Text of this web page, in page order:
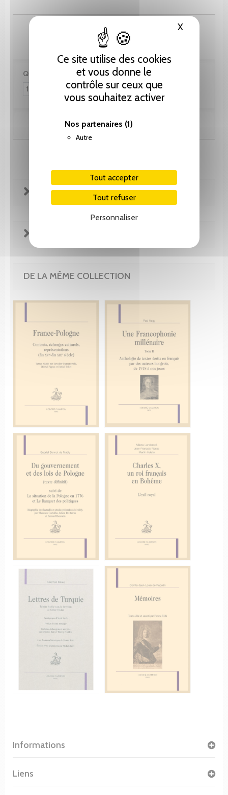
Ce site utilise des cookies
et vous donne le
contrôle sur ceux que
vous souhaitez activer
Nos partenaires (1)
Autre
Tout accepter
Tout refuser
Personnaliser
XMasquer
66.70 CHF
Quantité :
Ajouter au panier
FICHE TECHNIQUE
DE LA MÊME COLLECTION
Informations
Liens